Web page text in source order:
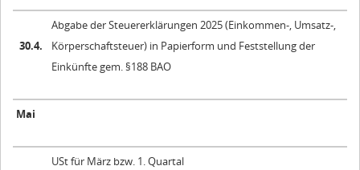
30.4.
Abgabe der Steuererklärungen 2025 (Einkommen-, Umsatz-,
Körperschaftsteuer) in Papierform und Feststellung der
Einkünfte gem. §188 BAO
Mai
USt für März bzw. 1. Quartal